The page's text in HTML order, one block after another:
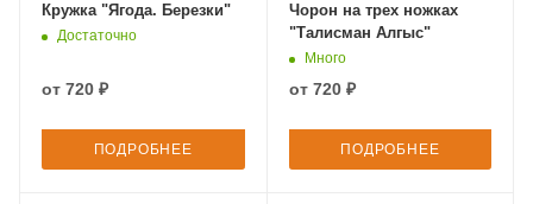
Кружка "Ягода. Березки"
Достаточно
от 720 ₽
ПОДРОБНЕЕ
Чорон на трех ножках
"Талисман Алгыс"
Много
от 720 ₽
ПОДРОБНЕЕ